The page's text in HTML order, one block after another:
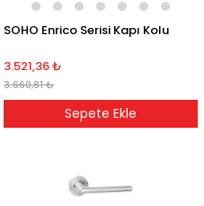
SOHO Enrico Serisi Kapı Kolu
3.521,36 ₺
3.660,81 ₺
Sepete Ekle